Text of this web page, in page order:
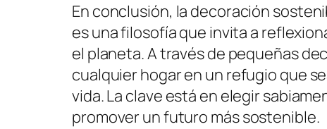
En conclusión, la decoración
es una filosofía que invita a
el planeta. A través de pequeñas
cualquier hogar en un refugio que
vida. La clave está en elegir
promover un futuro más sostenible.